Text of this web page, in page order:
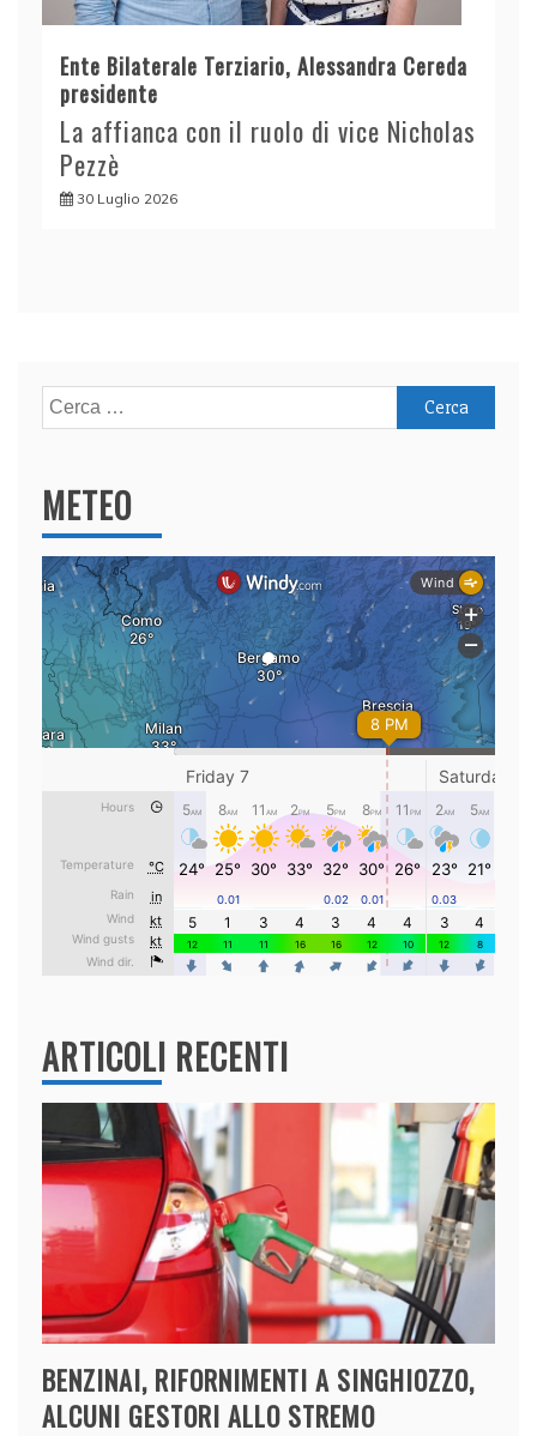
Ente Bilaterale Terziario, Alessandra Cereda
presidente
La affianca con il ruolo di vice Nicholas
Pezzè
30 Luglio 2026
Ricerca
per:
METEO
ARTICOLI RECENTI
BENZINAI, RIFORNIMENTI A SINGHIOZZO,
ALCUNI GESTORI ALLO STREMO